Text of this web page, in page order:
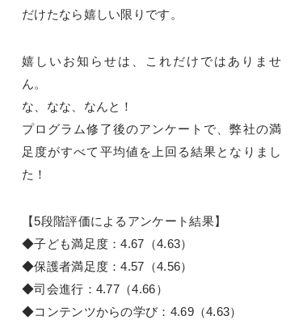
だけたなら嬉しい限りです。
嬉しいお知らせは、これだけではありませ
ん。
な、なな、なんと！
プログラム修了後のアンケートで、弊社の満
足度がすべて平均値を上回る結果となりまし
た！
【5段階評価によるアンケート結果】
◆子ども満足度：4.67（4.63）
◆保護者満足度：4.57（4.56）
◆司会進行：4.77（4.66）
◆コンテンツからの学び：4.69（4.63）